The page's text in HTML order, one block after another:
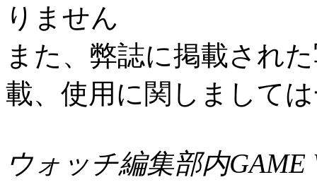
りません
また、弊誌に掲載され
載、使用に関しまして
ウォッチ編集部内GAME